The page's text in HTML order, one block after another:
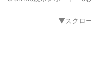
▼スクロ